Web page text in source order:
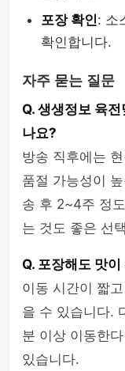
포장 확인: 소
확인합니다.
자주 묻는 질문
Q. 생생정보 육
나요?
방송 직후에는
품절 가능성이
송 후 2~4주 정
는 것도 좋은 선
Q. 포장해도 맛
이동 시간이 짧
을 수 있습니다.
분 이상 이동한
있습니다.